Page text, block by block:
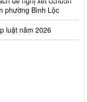
phường Bình Lộc
năm 2026